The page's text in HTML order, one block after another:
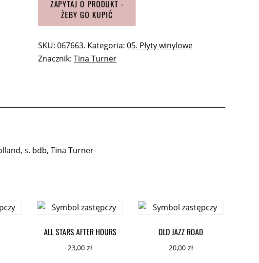
SKU:067663. Kategoria:05. Płyty winylowe
Znacznik:Tina Turner
s. bdb, Tina Turner
ALL STARS AFTER HOURS
23,00zł
OLD JAZZ ROAD
20,00 zł